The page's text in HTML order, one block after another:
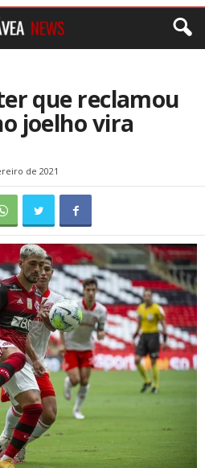
que reclamou
joelho vira
de 2021